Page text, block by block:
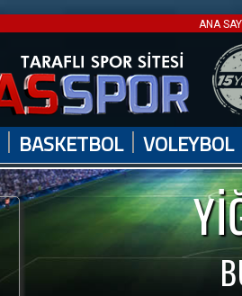
ANA
| BASKETBOL | VOLEYBOL